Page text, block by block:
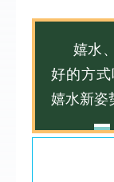
嬉水
好的方
嬉水新姿